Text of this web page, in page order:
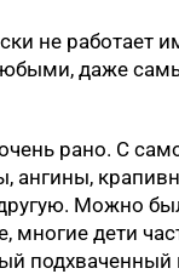
не работает
даже
рано. С
ангины,
Можно
многие дети